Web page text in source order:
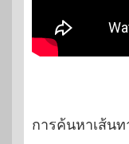
การค้นหาเส้น